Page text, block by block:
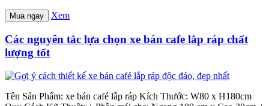
Mua ngay Xem
Các nguyên tắc lựa chọn xe bán cafe lắp ráp chất
lượng tốt
Tên Sản Phẩm: xe bán café lắp ráp Kích Thước: W80 x H180cm